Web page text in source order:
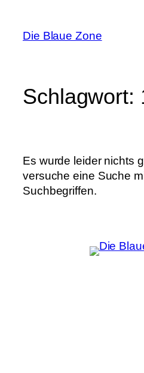
springen
Die Blaue Zone
Schlagwort:
Es wurde leider nichts
versuche eine Suche
Suchbegriffen.